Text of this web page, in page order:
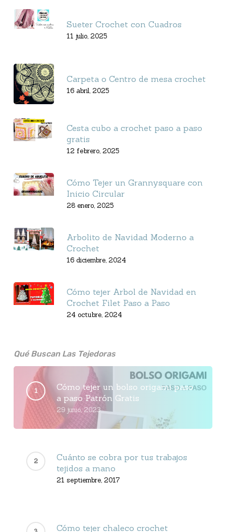
Sueter Crochet con Cuadros
11 julio, 2025
Carpeta o Centro de mesa crochet
16 abril, 2025
Cesta cubo a crochet paso a paso
gratis
12 febrero, 2025
Cómo Tejer un Grannysquare con
Inicio Circular
28 enero, 2025
Arbolito de Navidad Moderno a
Crochet
16 diciembre, 2024
Cómo tejer Arbol de Navidad en
Crochet Filet Paso a Paso
24 octubre, 2024
Qué Buscan Las Tejedoras
Cómo tejer un bolso origami paso
a paso Patrón Gratis
29 junio, 2023
Cuánto se cobra por tus trabajos
tejidos a mano
21 septiembre, 2017
Cómo tejer chaleco crochet